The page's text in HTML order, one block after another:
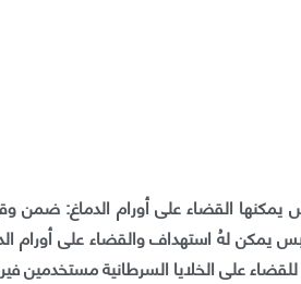
يمكنها القضاء على أورام الدماغ: ضمن
يمكن لهُ استهداف والقضاء على أورام
على الخلايا السرطانية مستخدمين